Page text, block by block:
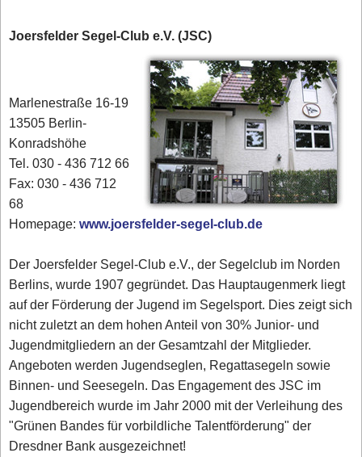
Joersfelder Segel-Club e.V. (JSC)
Marlenestraße 16-19
13505 Berlin-
Konradshöhe
Tel. 030 - 436 712 66
Fax: 030 - 436 712
68
Homepage:www.joersfelder-segel-club.de
Der Joersfelder Segel-Club e.V., der Segelclub im Norden
Berlins, wurde 1907 gegründet. Das Hauptaugenmerk liegt
auf der Förderung der Jugend im Segelsport. Dies zeigt sich
nicht zuletzt an dem hohen Anteil von 30% Junior- und
Jugendmitgliedern an der Gesamtzahl der Mitglieder.
Angeboten werden Jugendseglen, Regattasegeln sowie
Binnen- und Seesegeln. Das Engagement des JSC im
Jugendbereich wurde im Jahr 2000 mit der Verleihung des
"Grünen Bandes für vorbildliche Talentförderung" der
Dresdner Bank ausgezeichnet!